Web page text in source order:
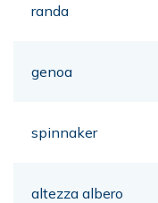
randa
genoa
spinnaker
altezza albero